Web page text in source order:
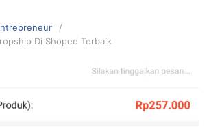
Di Shopee Terbaik